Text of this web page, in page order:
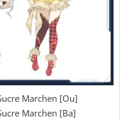
Marchen [Ou]
Marchen [Ba]